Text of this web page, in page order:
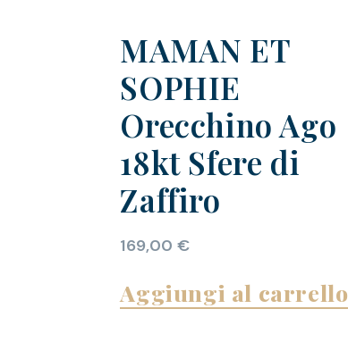
MAMAN ET
SOPHIE
Orecchino Ago
18kt Sfere di
Zaffiro
169,00 €
Aggiungi al carrello